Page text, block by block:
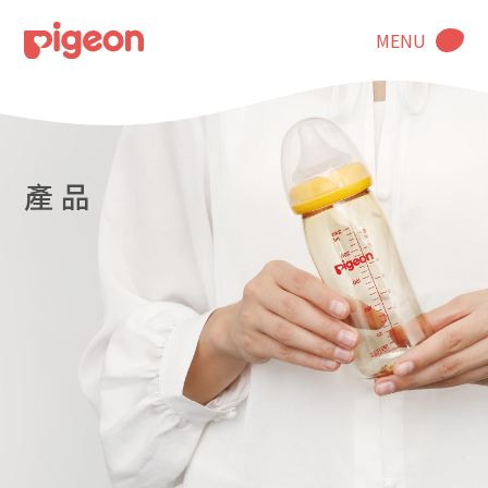
MENU
產 品